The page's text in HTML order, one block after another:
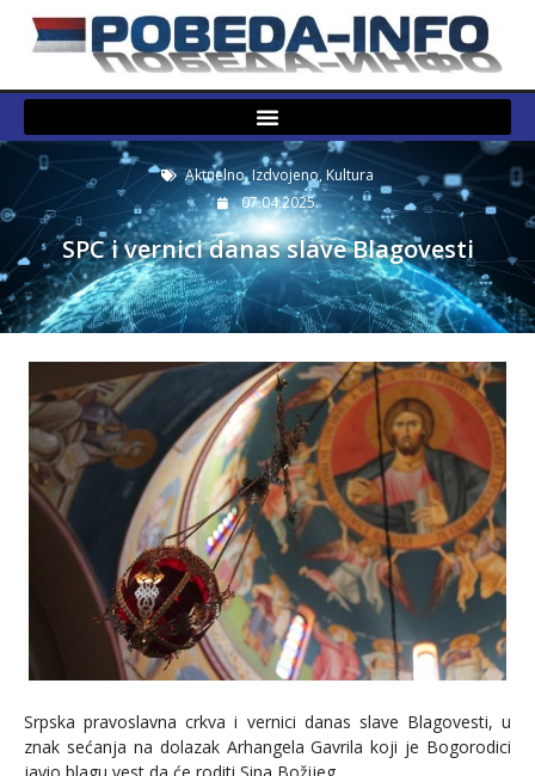
Aktuelno,Izdvojeno,Kultura
07.04.2025.
SPC i vernici danas slave Blagovesti
Srpska pravoslavna crkva i vernici danas slave Blagovesti, u
znak sećanja na dolazak Arhangela Gavrila koji je Bogorodici